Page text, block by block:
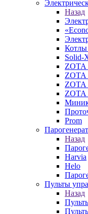
Назад
Котлы
Solid-
ZOTA
ZOTA
ZOTA
Prom
Назад
Harvia
Helo
Пульты
Назад